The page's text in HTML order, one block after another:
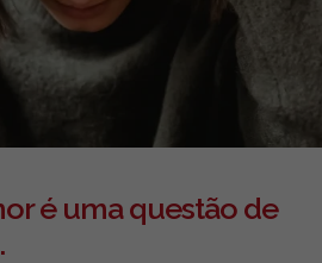
é uma questão de